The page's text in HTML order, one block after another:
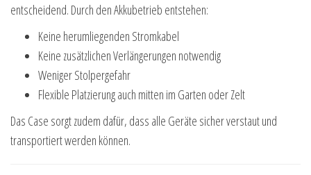
entscheidend. Durch den Akkubetrieb entstehen:
Keine herumliegenden Stromkabel
Keine zusätzlichen Verlängerungen notwendig
Weniger Stolpergefahr
Flexible Platzierung auch mitten im Garten oder Zelt
Das Case sorgt zudem dafür, dass alle Geräte sicher verstaut und
transportiert werden können.